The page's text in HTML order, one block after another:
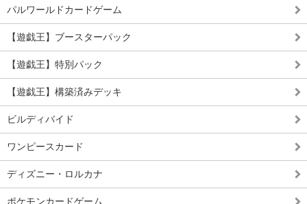
パルワールドカードゲーム
【遊戯王】ブースターパック
【遊戯王】特別パック
【遊戯王】構築済みデッキ
ビルディバイド
ワンピースカード
ディズニー・ロルカナ
ポケモンカードゲーム